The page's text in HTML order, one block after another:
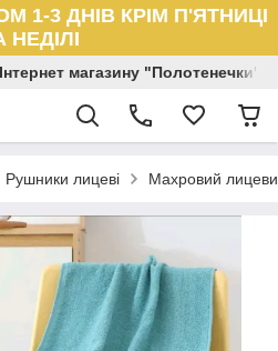
1-3 ДНІВ КРІМ П'ЯТНИЦІ
НЕДІЛІ
магазину "Полотенечки"
Рушники лицеві Махровий